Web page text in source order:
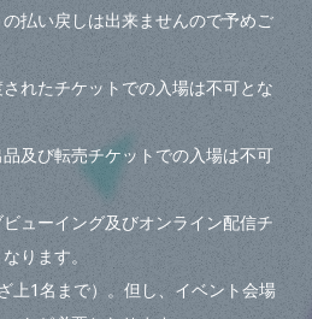
払い戻しは出来ませんので予めご
れたチケットでの入場は不可とな
及び転売チケットでの入場は不可
ューイング及びオンライン配信チ
ります。
上1名まで）。但し、イベント会場